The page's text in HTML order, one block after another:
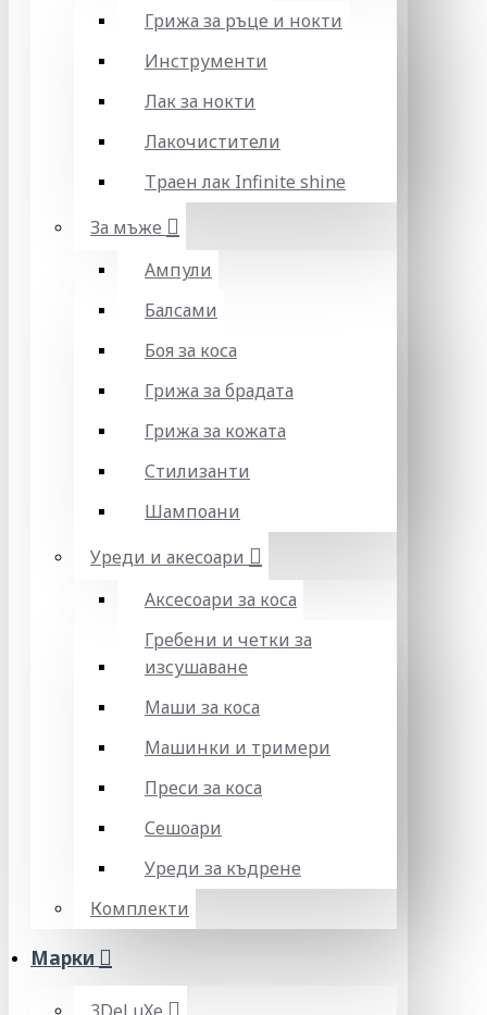
Грижа за ръце и нокти
Инструменти
Лак за нокти
Лакочистители
Траен лак Infinite shine
За мъже
Ампули
Балсами
Боя за коса
Грижа за брадата
Грижа за кожата
Стилизанти
Шампоани
Уреди и акесоари
Аксесоари за коса
Гребени и четки за
изсушаване
Маши за коса
Машинки и тримери
Преси за коса
Сешоари
Уреди за къдрене
Комплекти
Марки